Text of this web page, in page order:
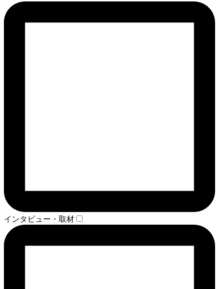
インタビュー・取材